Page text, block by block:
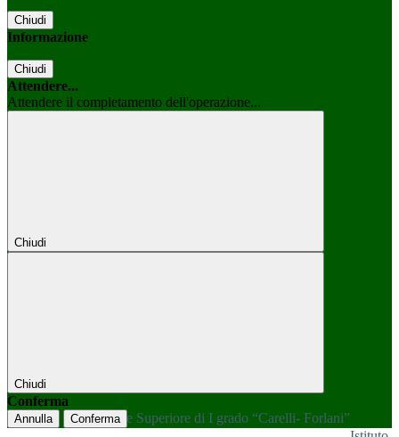
Chiudi
Informazione
Chiudi
Attendere...
Attendere il completamento dell'operazione...
Chiudi
Chiudi
Conferma
Annulla Conferma